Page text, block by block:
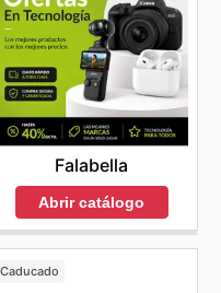
Falabella
Abrir catálogo
Caducado